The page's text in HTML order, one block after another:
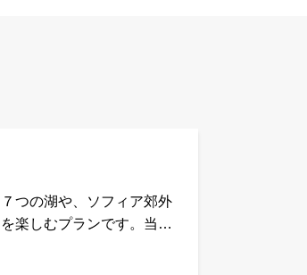
つの湖や、ソフィア郊外
楽しむプランです。当社